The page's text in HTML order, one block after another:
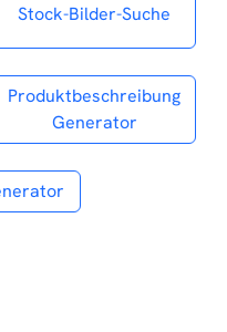
Stock-Bilder-Suche
Produktbeschreibung
Generator